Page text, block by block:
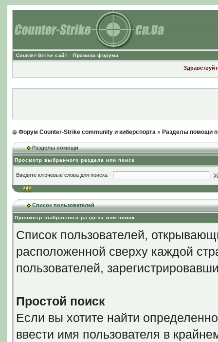
Counter-Strike сайт Правила форума
Форум Counter-Strike community и киберспорта» Разделы помощи
Разделы помощи
Просмотр выбранного раздела или поиск
Введите ключевые слова для поиска
Список пользователей
Просмотр выбранного раздела или поиск
Список пользователей,
расположенной сверху каждой
пользователей,
Простой поиск
Если вы хотите найти
ввести имя пользователя в